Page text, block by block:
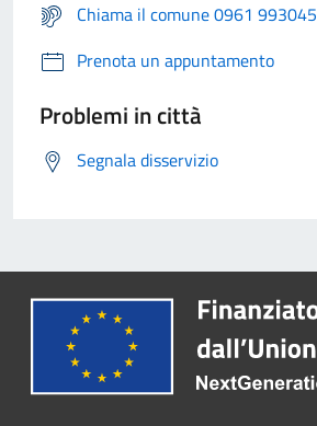
Chiama il comune 0961 993045
Prenota un appuntamento
Problemi in città
Segnala disservizio